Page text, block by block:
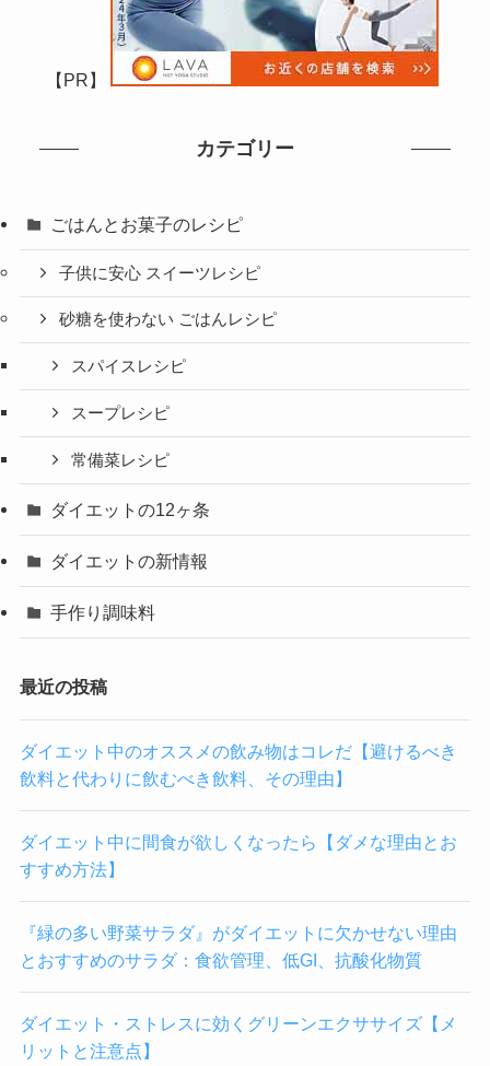
【PR】
カテゴリー
ごはんとお菓子のレシピ
子供に安心 スイーツレシピ
砂糖を使わない ごはんレシピ
スパイスレシピ
スープレシピ
常備菜レシピ
ダイエットの12ヶ条
ダイエットの新情報
手作り調味料
最近の投稿
ダイエット中のオススメの飲み物はコレだ【避けるべき
飲料と代わりに飲むべき飲料、その理由】
ダイエット中に間食が欲しくなったら【ダメな理由とお
すすめ方法】
『緑の多い野菜サラダ』がダイエットに欠かせない理由
とおすすめのサラダ：食欲管理、低GI、抗酸化物質
ダイエット・ストレスに効くグリーンエクササイズ【メ
リットと注意点】